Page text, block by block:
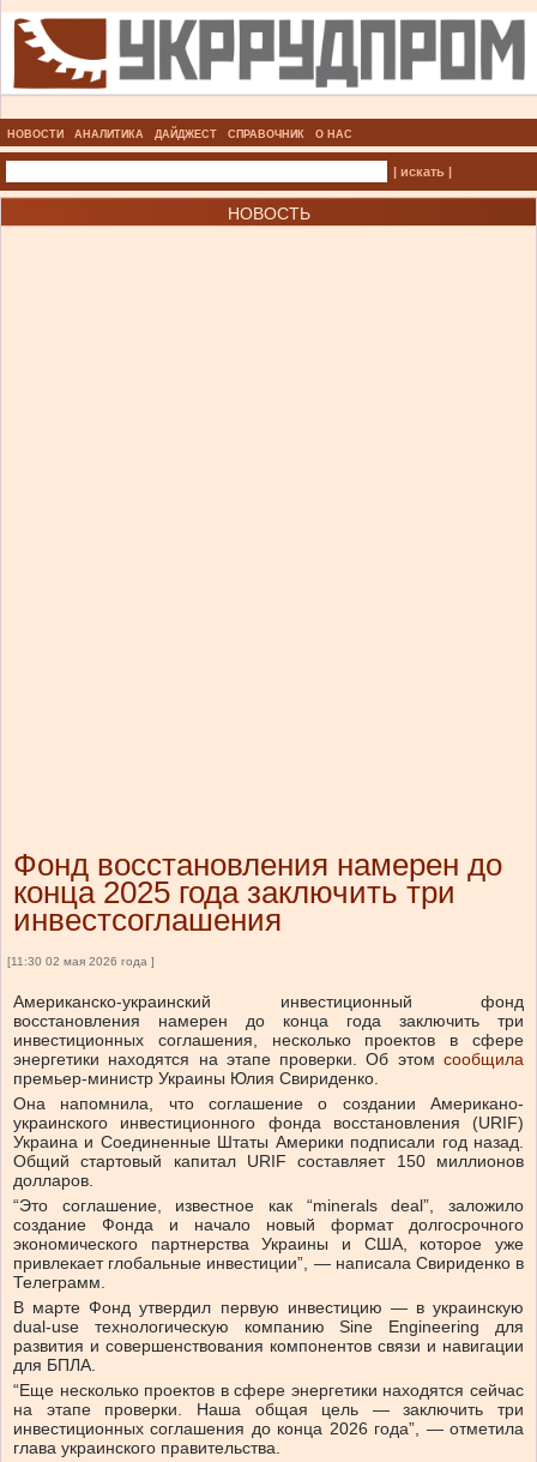
НОВОСТИ АНАЛИТИКА ДАЙДЖЕСТ СПРАВОЧНИК О НАС
| искать |
НОВОСТЬ
Фонд восстановления намерен до
конца 2025 года заключить три
инвестсоглашения
[11:30 02 мая 2026 года ]
Американско-украинский инвестиционный фонд
восстановления намерен до конца года заключить три
инвестиционных соглашения, несколько проектов в сфере
энергетики находятся на этапе проверки. Об этом сообщила
премьер-министр Украины Юлия Свириденко.
Она напомнила, что соглашение о создании Американо-
украинского инвестиционного фонда восстановления (URIF)
Украина и Соединенные Штаты Америки подписали год назад.
Общий стартовый капитал URIF составляет 150 миллионов
долларов.
“Это соглашение, известное как “minerals deal”, заложило
создание Фонда и начало новый формат долгосрочного
экономического партнерства Украины и США, которое уже
привлекает глобальные инвестиции”, — написала Свириденко в
Телеграмм.
В марте Фонд утвердил первую инвестицию — в украинскую
dual-use технологическую компанию Sine Engineering для
развития и совершенствования компонентов связи и навигации
для БПЛА.
“Еще несколько проектов в сфере энергетики находятся сейчас
на этапе проверки. Наша общая цель — заключить три
инвестиционных соглашения до конца 2026 года”, — отметила
глава украинского правительства.